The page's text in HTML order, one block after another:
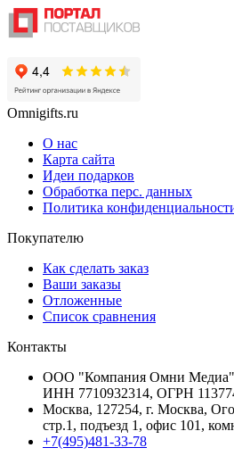
Omnigifts.ru
О нас
Карта сайта
Идеи подарков
Обработка перс. данных
Политика
Покупателю
Как сделать заказ
Ваши заказы
Отложенные
Список сравнения
Контакты
ООО "Компания Омни Медиа"
ИНН 7710932314, ОГРН
Москва, 127254, г. Москва,
стр.1, подъезд 1, офис 101,
+7(495)481-33-78